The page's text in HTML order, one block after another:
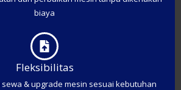
biaya
Fleksibilitas
& upgrade mesin sesuai kebutuhan